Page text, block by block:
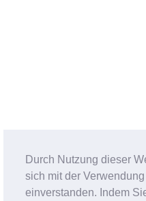
Durch Nutzung dieser
sich mit der
einverstanden. Indem